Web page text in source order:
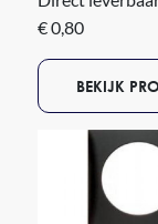
€ 0,80
BEKIJK